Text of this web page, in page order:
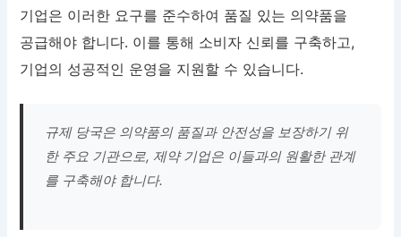
기업은 이러한 요구를 준수하여 품질 있는 의약품을
공급해야 합니다. 이를 통해 소비자 신뢰를 구축하고,
기업의 성공적인 운영을 지원할 수 있습니다.
규제 당국은 의약품의 품질과 안전성을 보장하기 위
한 주요 기관으로, 제약 기업은 이들과의 원활한 관계
를 구축해야 합니다.